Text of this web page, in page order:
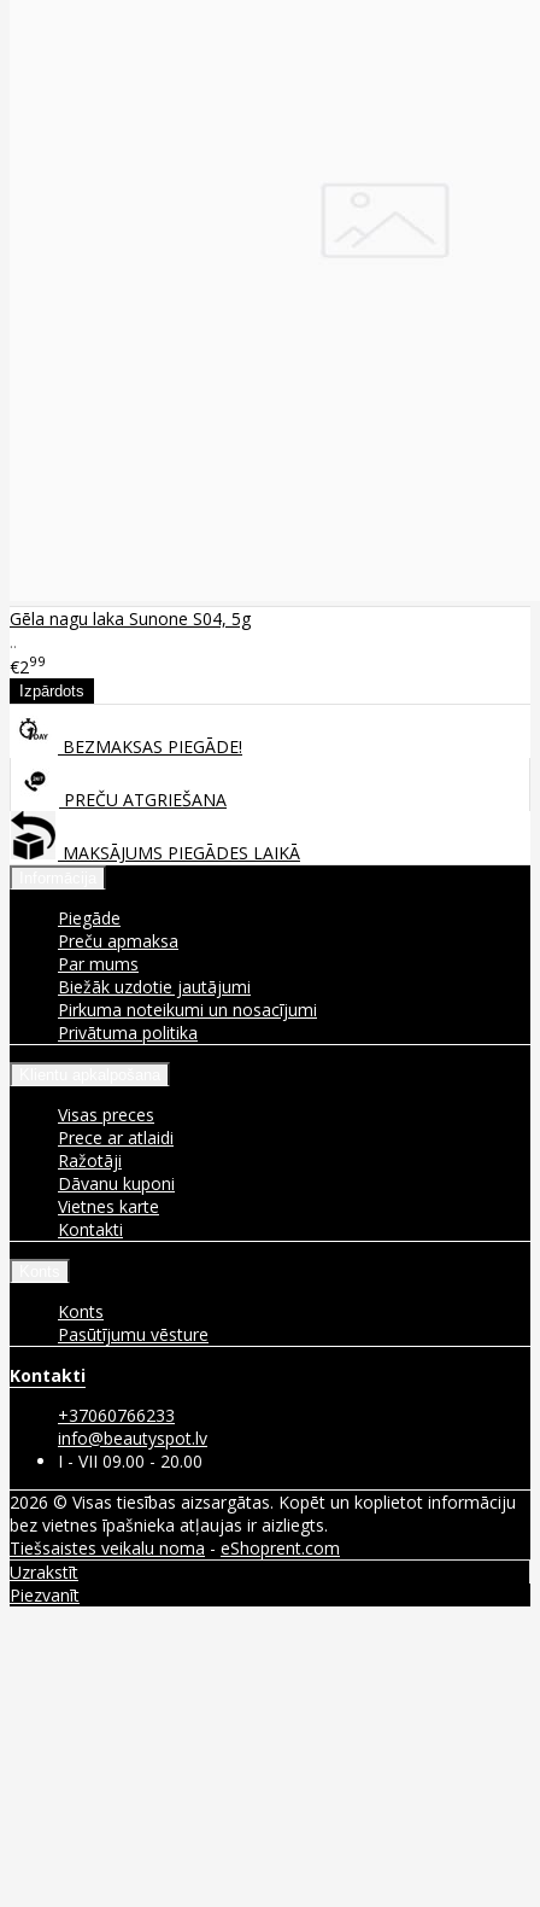
Gēla nagu laka Sunone S04, 5g
..
€299
BEZMAKSAS PIEGĀDE!
PREČU ATGRIEŠANA
MAKSĀJUMS PIEGĀDES LAIKĀ
Piegāde
Preču apmaksa
Par mums
Biežāk uzdotie jautājumi
Pirkuma noteikumi un nosacījumi
Privātuma politika
Visas preces
Prece ar atlaidi
Ražotāji
Dāvanu kuponi
Vietnes karte
Kontakti
Konts
Pasūtījumu vēsture
Kontakti
+37060766233
info@beautyspot.lv
I - VII 09.00 - 20.00
2026 © Visas tiesības aizsargātas. Kopēt un koplietot informāciju
bez vietnes īpašnieka atļaujas ir aizliegts.
Tiešsaistes veikalu noma - eShoprent.com
Uzrakstīt
Piezvanīt